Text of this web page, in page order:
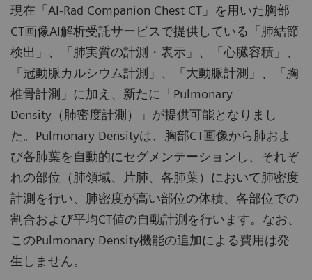
現在「AI-Rad Companion Chest CT」を用いた胸部
CT画像AI解析受託サービスで提供している「肺結節
検出」、「肺実質の計測・表示」、「心臓容積」、
「冠動脈カルシウム計測」、「大動脈計測」、「胸
椎骨計測」に加え、新たに「Pulmonary
Density（肺密度計測）」が提供可能となりまし
た。Pulmonary Densityは、胸部CT画像から肺およ
び各肺葉を自動的にセグメンテーションし、それぞ
れの部位（肺領域、片肺、各肺葉）において肺密度
計測を行い、肺密度が高い部位の体積、各部位での
割合および平均CT値の自動計測を行います。なお、
このPulmonary Density機能の追加による費用は発
生しません。